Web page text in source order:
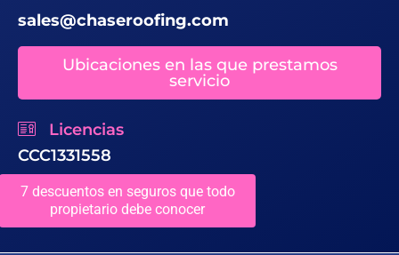
7 descuentos en seguros que todo
propietario debe conocer
sales@chaseroofing.com
Ubicaciones en las que prestamos
servicio
Licencias
CCC1331558